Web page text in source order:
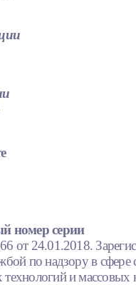
номер серии
24.01.2018.
по надзору в сфере
и массовых